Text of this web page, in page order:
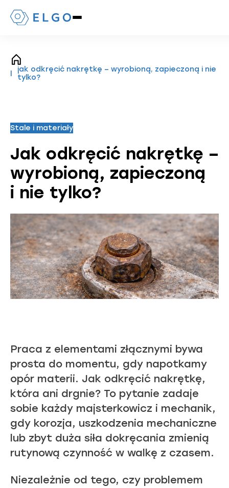
Naciśnij,
menu
mobilne
strona
główna
jak odkręcić nakrętkę – wyrobioną, zapieczoną i nie
tylko?
Stale i materiały
Jak odkręcić nakrętkę –
wyrobioną, zapieczoną
i nie tylko?
Praca z elementami złącznymi bywa
prosta do momentu, gdy napotkamy
opór materii. Jak odkręcić nakrętkę,
która ani drgnie? To pytanie zadaje
sobie każdy majsterkowicz i mechanik,
gdy korozja, uszkodzenia mechaniczne
lub zbyt duża siła dokręcania zmienią
rutynową czynność w walkę z czasem.
Niezależnie od tego, czy problemem